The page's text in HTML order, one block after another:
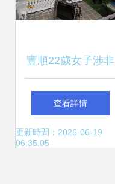
豐順22歲女子涉非
法演出經紀被抓，
現場照片引發行業
查看詳情
更新時間：2026-06-19
06:35:05